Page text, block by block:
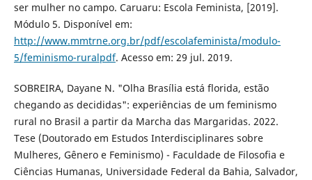
ser mulher no campo. Caruaru: Escola Feminista, [2019].
Módulo 5. Disponível em:
http://www.mmtrne.org.br/pdf/escolafeminista/modulo-
5/feminismo-ruralpdf. Acesso em: 29 jul. 2019.
SOBREIRA, Dayane N. "Olha Brasília está florida, estão
chegando as decididas": experiências de um feminismo
rural no Brasil a partir da Marcha das Margaridas. 2022.
Tese (Doutorado em Estudos Interdisciplinares sobre
Mulheres, Gênero e Feminismo) - Faculdade de Filosofia e
Ciências Humanas, Universidade Federal da Bahia, Salvador,